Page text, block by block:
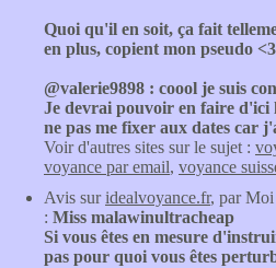
Quoi qu'il en soit, ça fait
en plus, copient mon pseudo <3
@valerie9898 : coool je suis
Je devrai pouvoir en faire d'ici
ne pas me fixer aux dates car
Voir d'autres sites sur le sujet :
voyance par email, voyance
Avis suridealvoyance.fr, par Moi
: Miss malawinultracheap
Si vous êtes en mesure
pas pour quoi vous êtes